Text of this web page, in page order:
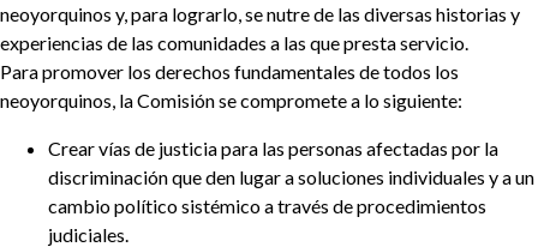
neoyorquinos y, para lograrlo, se nutre de las diversas historias y
experiencias de las comunidades a las que presta servicio.
Para promover los derechos fundamentales de todos los
neoyorquinos, la Comisión se compromete a lo siguiente:
Crear vías de justicia para las personas afectadas por la
discriminación que den lugar a soluciones individuales y a un
cambio político sistémico a través de procedimientos
judiciales.